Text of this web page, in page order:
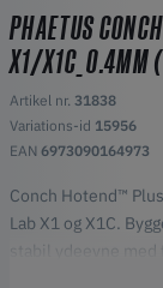
PHAETUS
X1/X1C_0.4MM
Artikel nr. 31838
Variations-id 15956
EAN 6973090164973
Conch Hotend™
Lab X1 og X1C.
stabil ydeevne
op til 320°C og